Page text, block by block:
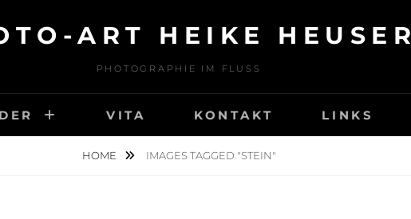
ART HEIKE HEUSER
PHOTOGRAPHIE IM FLUSS
VITA KONTAKT LINKS
HOME IMAGES TAGGED "STEIN"